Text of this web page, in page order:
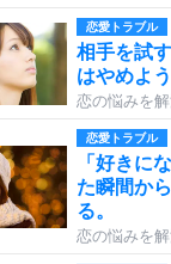
恋愛トラブル
相手を試
はやめよう
恋の悩みを
恋愛トラブル
「好きに
た瞬間か
る。
恋の悩みを